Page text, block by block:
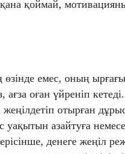
қоймай,
емес, оның
ағза оған үйреніп
отырған
азайтуға
денеге жеңіл